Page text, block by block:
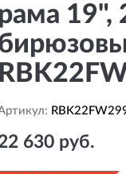
19",
630 руб.